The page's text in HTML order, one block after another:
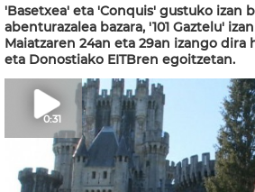
'Basetxea' eta 'Conquis' gustuko izan
abenturazalea bazara, '101 Gaztelu'
Maiatzaren 24an eta 29an izango
eta Donostiako EITBren egoitzetan.
0:31